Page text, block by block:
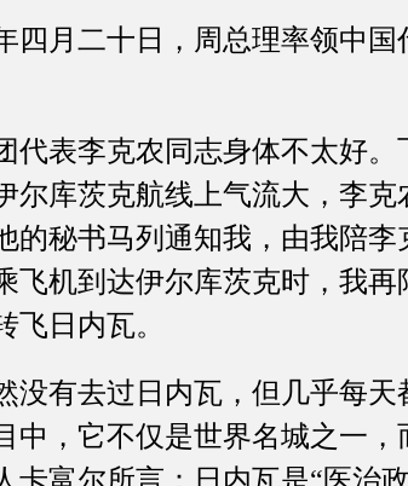
月二十日，周总理率领中国
表李克农同志身体不太好。
尔库茨克航线上气流大，李
的秘书马列通知我，由我陪
飞机到达伊尔库茨克时，我
飞日内瓦。
有去过日内瓦，但几乎每天
中，它不仅是世界名城之一